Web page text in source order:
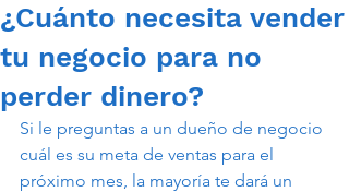
¿Cuánto necesita vender
tu negocio para no
perder dinero?
Si le preguntas a un dueño de negocio
cuál es su meta de ventas para el
próximo mes, la mayoría te dará un